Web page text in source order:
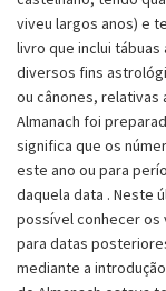
viveu largos anos) e
livro que inclui
diversos fins
ou cânones, relativas
Almanach foi
significa que os
este ano ou para
daquela data . Neste
possível conhecer os
para datas
mediante a